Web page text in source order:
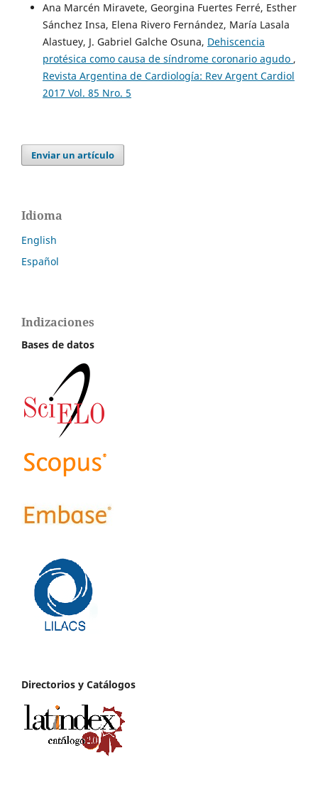
Ana Marcén Miravete, Georgina Fuertes Ferré, Esther
Sánchez Insa, Elena Rivero Fernández, María Lasala
Alastuey, J. Gabriel Galche Osuna, Dehiscencia
protésica como causa de síndrome coronario agudo ,
Revista Argentina de Cardiología: Rev Argent Cardiol
2017 Vol. 85 Nro. 5
Enviar un artículo
Idioma
English
Español
Indizaciones
Bases de datos
Directorios y Catálogos